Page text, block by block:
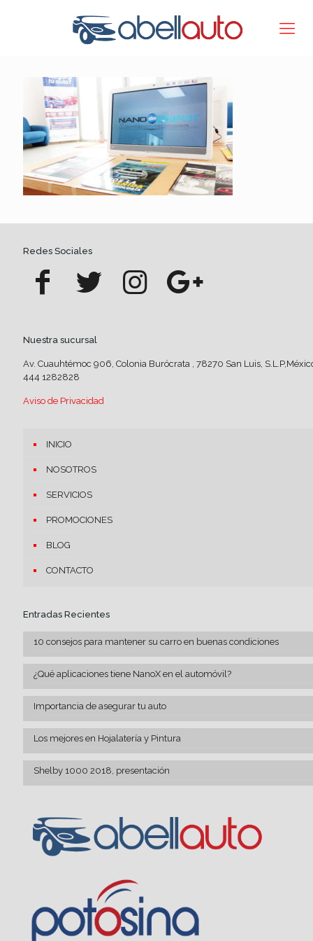
Redes Sociales
Nuestra sucursal
Av. Cuauhtémoc 906, Colonia Burócrata , 78270 San Luis,
444 1282828
Aviso de Privacidad
INICIO
NOSOTROS
SERVICIOS
PROMOCIONES
BLOG
CONTACTO
Entradas Recientes
10 consejos para mantener su carro en buenas condiciones
¿Qué aplicaciones tiene NanoX en el automóvil?
Importancia de asegurar tu auto
Los mejores en Hojalatería y Pintura
Shelby 1000 2018, presentación